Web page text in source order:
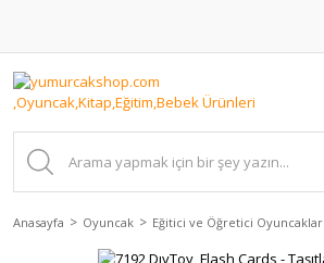
Anasayfa Oyuncak Eğitici ve Öğretici Oyuncaklar